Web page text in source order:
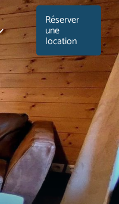
Réserver
une
location